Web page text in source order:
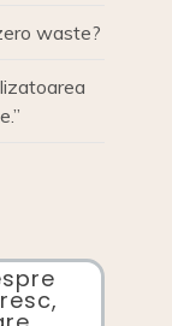
waste?